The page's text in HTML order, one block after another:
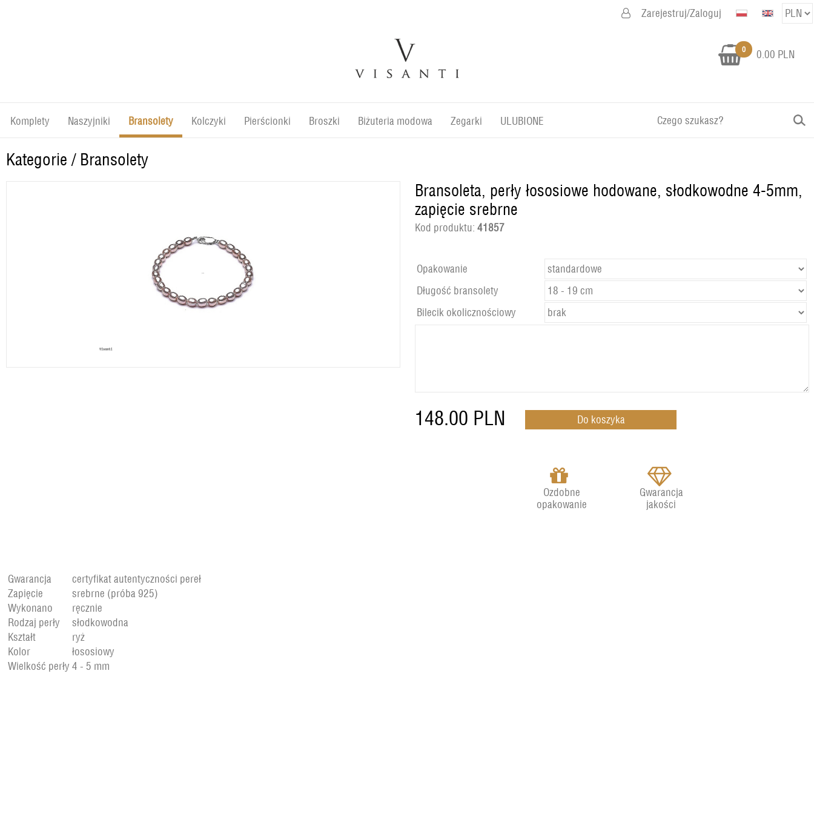
Zarejestruj/Zaloguj
0.00 PLN
0
Komplety Naszyjniki Bransolety Kolczyki Pierścionki Broszki Biżuteria modowa Zegarki ULUBIONE
Kategorie / Bransolety
Bransoleta, perły łososiowe hodowane, słodkowodne 4-5mm,
zapięcie srebrne
Kod produktu:41857
Opakowanie
Długość bransolety
Bilecik okolicznościowy
148.00 PLN
Ozdobne
opakowanie
Gwarancja
jakości
Gwarancja
certyfikat autentyczności pereł
Zapięcie
srebrne (próba 925)
Wykonano
ręcznie
Rodzaj perły
słodkowodna
Kształt
ryż
Kolor
łososiowy
Wielkość perły 4 - 5 mm